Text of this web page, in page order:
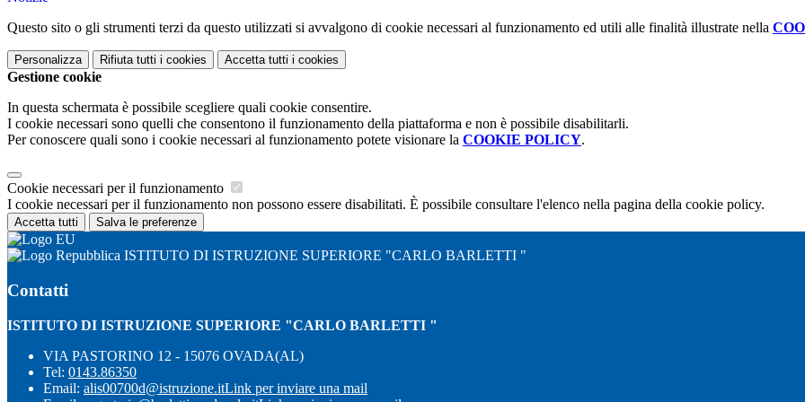
Questo sito o gli strumenti terzi da questo utilizzati si avvalgono di cookie necessari al funzionamento ed utili alle finalità illustrate nella
Personalizza Rifiuta tutti i cookies Accetta tutti i cookies
Gestione cookie
In questa schermata è possibile scegliere quali cookie consentire.
I cookie necessari sono quelli che consentono il funzionamento della piattaforma e non è possibile disabilitarli.
Per conoscere quali sono i cookie necessari al funzionamento potete visionare la COOKIE POLICY.
Cookie necessari per il funzionamento
I cookie necessari per il funzionamento non possono essere disabilitati. È possibile consultare l'elenco nella pagina della cookie policy.
Accetta tutti Salva le preferenze
ISTITUTO DI ISTRUZIONE SUPERIORE "CARLO BARLETTI "
Contatti
ISTITUTO DI ISTRUZIONE SUPERIORE "CARLO BARLETTI "
VIA PASTORINO 12 - 15076 OVADA(AL)
Tel: 0143.86350
Email: alis00700d@istruzione.itLink per inviare una mail